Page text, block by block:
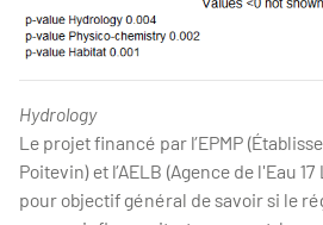
Hydrology
Le projet financé par l’EPMP
Poitevin) et l’AELB (Agence de l'Eau
pour objectif général de savoir si le